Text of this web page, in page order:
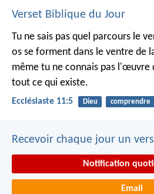
Verset Biblique du Jour
Tu ne sais pas quel parcours le
os se forment dans le ventre de
même tu ne connais pas l'œuvre
tout ce qui existe.
Ecclésiaste 11:5 Dieu comprendre
Recevoir chaque jour un
Notification
Email